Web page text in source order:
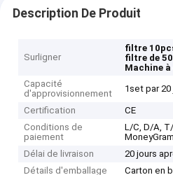
Description De Produit
Surligner
filtre
filtre de
Machine
Capacité
d'approvisionnement
1set par 20
Certification
CE
Conditions de
paiement
L/C, D/A,
MoneyGram
Délai de livraison
20 jours
Détails d'emballage
Carton en